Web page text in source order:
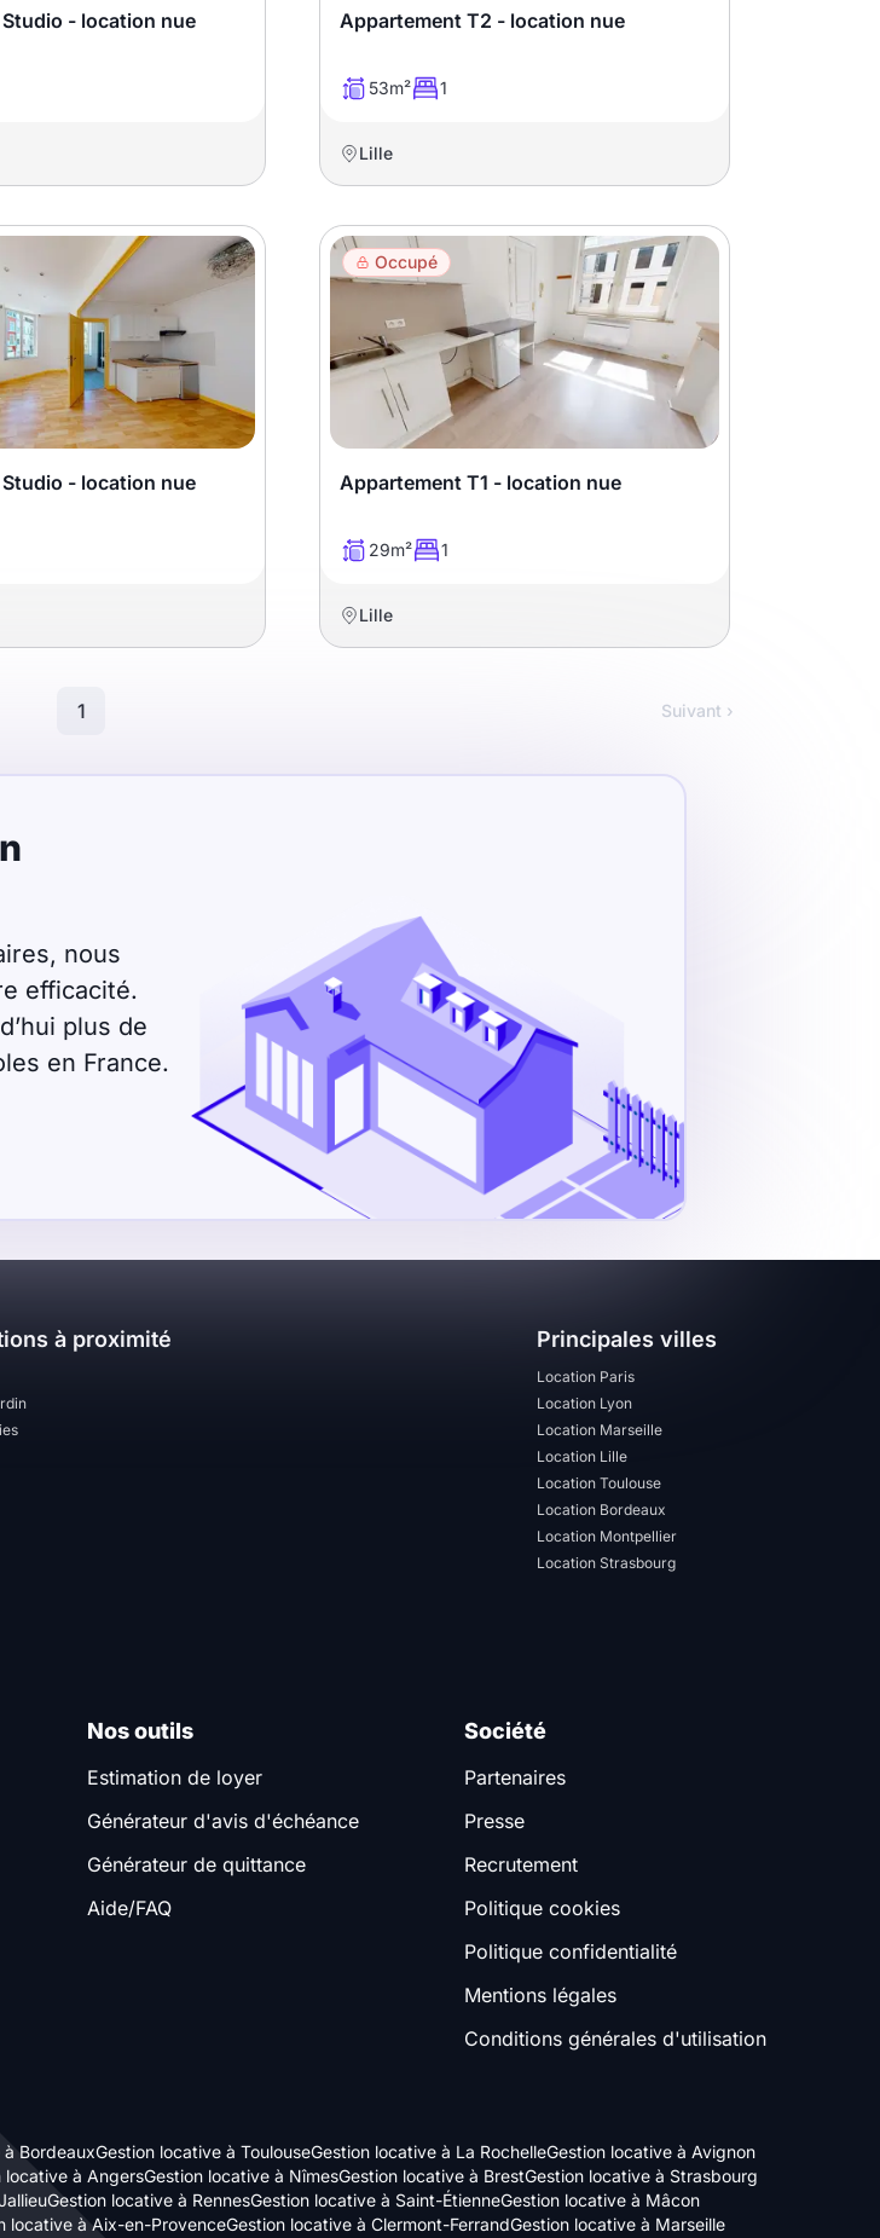
- location nue Appartement T2 - location nue
53m² 1
Lille
- location nue
Occupé
Appartement T1 - location nue
29m² 1
Lille
1 Suivant ›
nous
efficacité.
plus de
en France.
à proximité Principales villes
Location Paris
Location Lyon
Location Marseille
Location Lille
Location Toulouse
Location Bordeaux
Location Montpellier
Location Strasbourg
Nos outils
Estimation de loyer
Générateur d'avis d'échéance
Générateur de quittance
Aide/FAQ
Société
Partenaires
Presse
Recrutement
Politique cookies
Politique confidentialité
Mentions légales
Conditions générales d'utilisation
BordeauxGestion locative à ToulouseGestion locative à La RochelleGestion locative à Avignon
locative à AngersGestion locative à NîmesGestion locative à BrestGestion locative à Strasbourg
Gestion locative à RennesGestion locative à Saint-ÉtienneGestion locative à Mâcon
locative à Aix-en-ProvenceGestion locative à Clermont-FerrandGestion locative à Marseille